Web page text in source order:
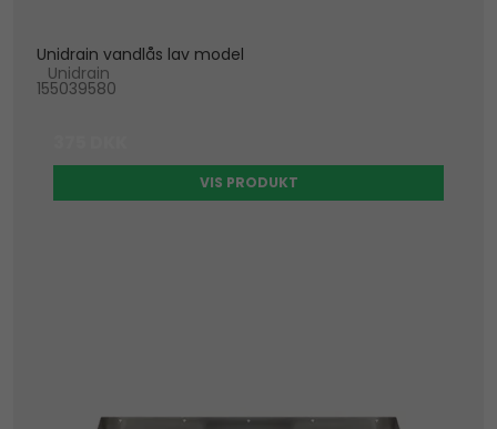
Unidrain vandlås lav model
Unidrain
155039580
VIS PRODUKT